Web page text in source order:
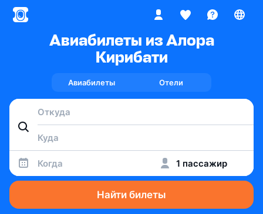
Авиабилеты из Алора
Кирибати
Авиабилеты Отели
Когда 1 пассажир
Найти билеты